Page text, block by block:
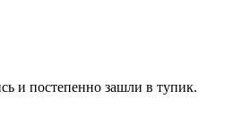
и постепенно зашли в тупик.